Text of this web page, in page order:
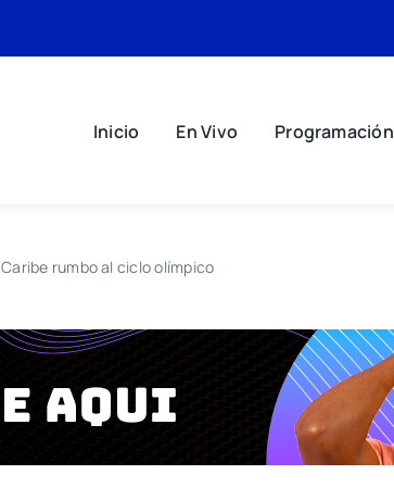
Inicio En Vivo Programación
rumbo al ciclo olímpico